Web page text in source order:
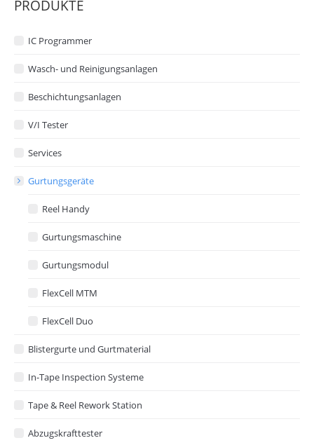
PRODUKTE
IC Programmer
Wasch- und Reinigungsanlagen
Beschichtungsanlagen
V/I Tester
Services
Gurtungsgeräte
Reel Handy
Gurtungsmaschine
Gurtungsmodul
FlexCell MTM
FlexCell Duo
Blistergurte und Gurtmaterial
In-Tape Inspection Systeme
Tape & Reel Rework Station
Abzugskrafttester